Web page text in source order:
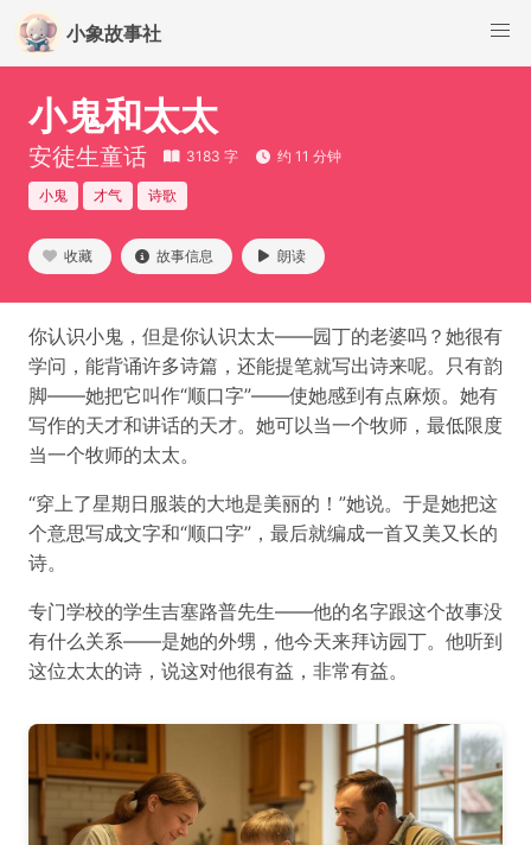
小象故事社
小鬼和太太
安徒生童话 3183 字 约 11 分钟
小鬼 才气 诗歌
收藏 故事信息 朗读
你认识小鬼，但是你认识太太——园丁的老婆吗？她很有
学问，能背诵许多诗篇，还能提笔就写出诗来呢。只有韵
脚——她把它叫作“顺口字”——使她感到有点麻烦。她有
写作的天才和讲话的天才。她可以当一个牧师，最低限度
当一个牧师的太太。
“穿上了星期日服装的大地是美丽的！”她说。于是她把这
个意思写成文字和“顺口字”，最后就编成一首又美又长的
诗。
专门学校的学生吉塞路普先生——他的名字跟这个故事没
有什么关系——是她的外甥，他今天来拜访园丁。他听到
这位太太的诗，说这对他很有益，非常有益。